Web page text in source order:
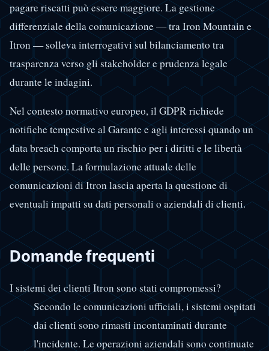
pagare riscatti può essere maggiore. La gestione
differenziale della comunicazione — tra Iron Mountain e
Itron — solleva interrogativi sul bilanciamento tra
trasparenza verso gli stakeholder e prudenza legale
durante le indagini.
Nel contesto normativo europeo, il GDPR richiede
notifiche tempestive al Garante e agli interessi quando un
data breach comporta un rischio per i diritti e le libertà
delle persone. La formulazione attuale delle
comunicazioni di Itron lascia aperta la questione di
eventuali impatti su dati personali o aziendali di clienti.
Domande frequenti
I sistemi dei clienti Itron sono stati compromessi?
Secondo le comunicazioni ufficiali, i sistemi ospitati
dai clienti sono rimasti incontaminati durante
l'incidente. Le operazioni aziendali sono continuate